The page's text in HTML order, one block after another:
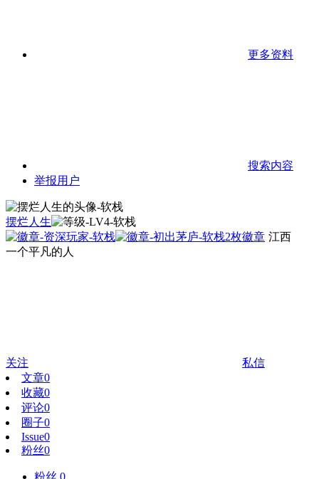
更多资料
搜索内容
举报用户
摆烂人生
2枚徽章 江西
一个平凡的人
关注
私信
文章0
收藏0
评论0
圈子0
Issue0
粉丝0
粉丝 0